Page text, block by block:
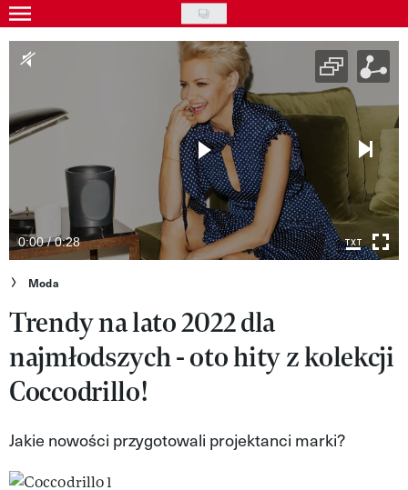
Skip
to
main
Gwiazdy
Moda
Kultura
Wideo
Nasze akcje
VIVA!ART
VIVA!MODA
0:00 / 0:28
Moda
Trendy na lato 2022 dla
najmłodszych - oto hity z kolekcji
Coccodrillo!
Jakie nowości przygotowali projektanci marki?